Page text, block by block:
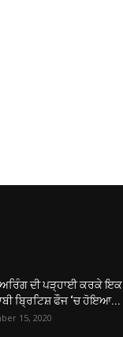
ਦੀ ਪੜ੍ਹਾਈ ਕਰਕੇ ਇਕ
ਬ੍ਰਿਟਿਸ਼ ਫੌਜ ‘ਚ ਹੋਇਆ...
15, 2020